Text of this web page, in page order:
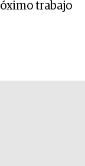
trabajo